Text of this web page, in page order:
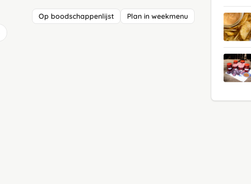
Op boodschappenlijst Plan in weekmenu